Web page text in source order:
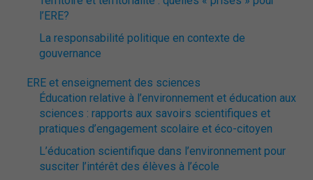
l’ERE?
La responsabilité politique en contexte de
gouvernance
ERE et enseignement des sciences
Éducation relative à l’environnement et éducation aux
sciences : rapports aux savoirs scientifiques et
pratiques d’engagement scolaire et éco-citoyen
L’éducation scientifique dans l’environnement pour
susciter l’intérêt des élèves à l’école